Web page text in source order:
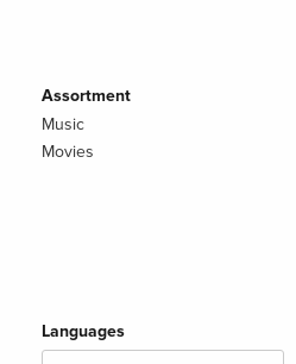
Assortment
Music
Movies
Languages